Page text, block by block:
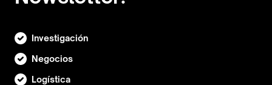
Investigación
Negocios
Logística